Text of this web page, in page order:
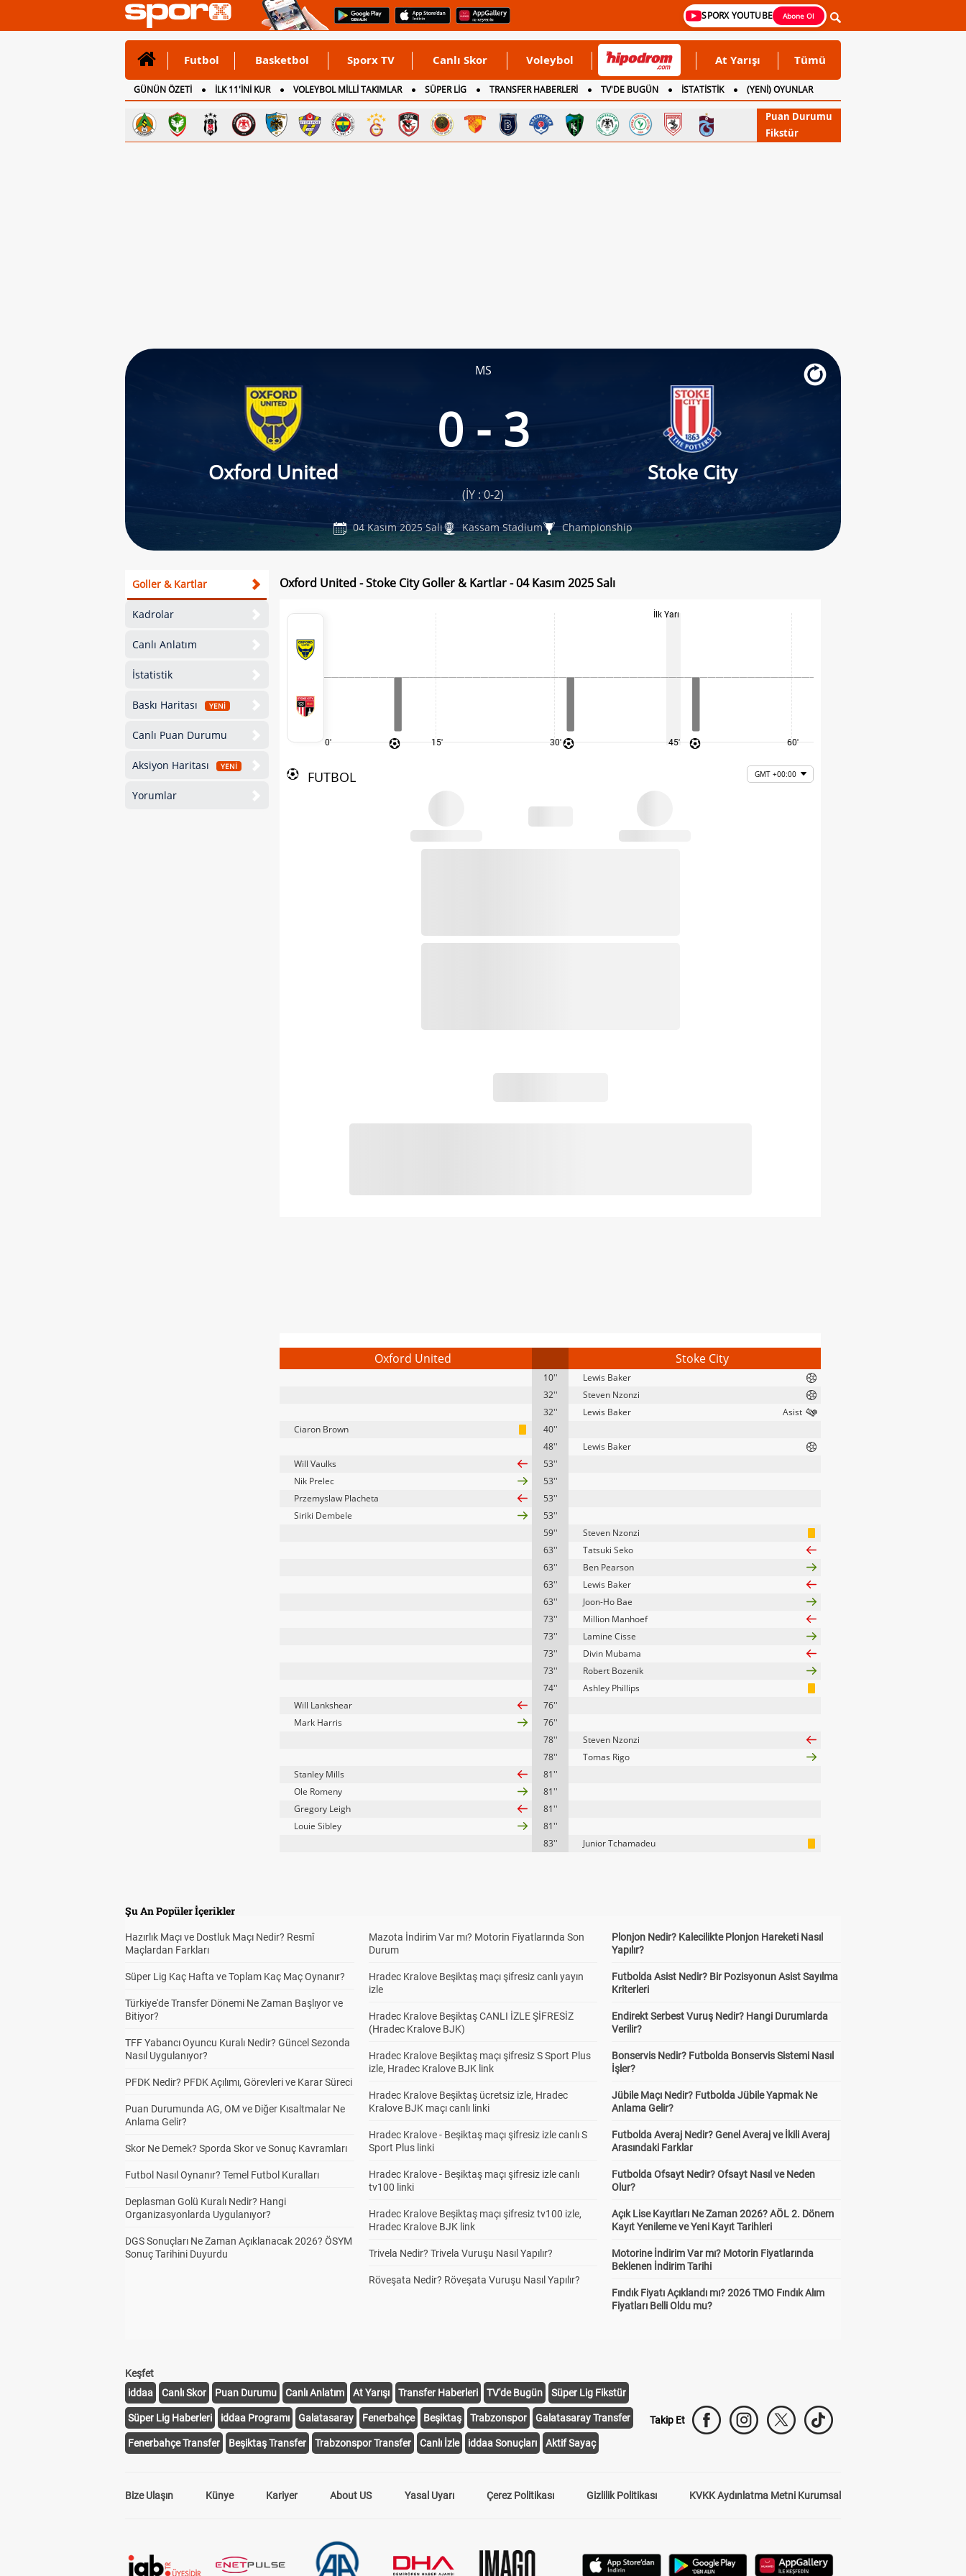
SPORX YOUTUBE Abone Ol
Futbol Basketbol Sporx TV Canlı Skor Voleybol At Yarışı Tümü
GÜNÜN ÖZETİ İLK 11'İNİ KUR VOLEYBOL MİLLİ TAKIMLAR SÜPER LİG TRANSFER HABERLERİ TV'DE BUGÜN İSTATİSTİK
(YENİ) OYUNLAR
CANLI ANLATIM
İNGİLTERE
Puan Durumu
Fikstür
MS
Oxford United
0 - 3
Stoke City
(İY : 0-2)
04 Kasım 2025 Salı Kassam Stadium Championship
Goller & Kartlar
Kadrolar
Canlı Anlatım
İstatistik
Baskı Haritası YENİ
Canlı Puan Durumu
Aksiyon Haritası YENİ
Yorumlar
Oxford United - Stoke City Goller & Kartlar - 04 Kasım 2025 Salı
0' 15' 30'
İlk Yarı
45' 60'
FUTBOL GMT +00:00
Oxford United Stoke City
10''
Lewis Baker
32''
Steven Nzonzi
32''
Lewis Baker
Ciaron Brown
40''
48''
Lewis Baker
Will Vaulks
53''
Nik Prelec
53''
Przemyslaw Placheta
53''
Siriki Dembele
53''
59''
Steven Nzonzi
63''
Tatsuki Seko
63''
Ben Pearson
63''
Lewis Baker
63''
Joon-Ho Bae
73''
Million Manhoef
73''
Lamine Cisse
73''
Divin Mubama
73''
Robert Bozenik
74''
Ashley Phillips
Will Lankshear
76''
Mark Harris
76''
78''
Steven Nzonzi
78''
Tomas Rigo
Stanley Mills
81''
Ole Romeny
81''
Gregory Leigh
81''
Louie Sibley
81''
83''
Junior Tchamadeu
Şu An Popüler İçerikler
Hazırlık Maçı ve Dostluk Maçı Nedir? Resmî
Maçlardan Farkları
Süper Lig Kaç Hafta ve Toplam Kaç Maç Oynanır?
Türkiye'de Transfer Dönemi Ne Zaman Başlıyor ve
Bitiyor?
TFF Yabancı Oyuncu Kuralı Nedir? Güncel Sezonda
Nasıl Uygulanıyor?
PFDK Nedir? PFDK Açılımı, Görevleri ve Karar Süreci
Puan Durumunda AG, OM ve Diğer Kısaltmalar Ne
Anlama Gelir?
Skor Ne Demek? Sporda Skor ve Sonuç Kavramları
Futbol Nasıl Oynanır? Temel Futbol Kuralları
Deplasman Golü Kuralı Nedir? Hangi
Organizasyonlarda Uygulanıyor?
DGS Sonuçları Ne Zaman Açıklanacak 2026? ÖSYM
Sonuç Tarihini Duyurdu
Mazota İndirim Var mı? Motorin Fiyatlarında Son
Durum
Hradec Kralove Beşiktaş maçı şifresiz canlı yayın
izle
Hradec Kralove Beşiktaş CANLI İZLE ŞİFRESİZ
(Hradec Kralove BJK)
Hradec Kralove Beşiktaş maçı şifresiz S Sport Plus
izle, Hradec Kralove BJK link
Hradec Kralove Beşiktaş ücretsiz izle, Hradec
Kralove BJK maçı canlı linki
Hradec Kralove - Beşiktaş maçı şifresiz izle canlı S
Sport Plus linki
Hradec Kralove - Beşiktaş maçı şifresiz izle canlı
tv100 linki
Hradec Kralove Beşiktaş maçı şifresiz tv100 izle,
Hradec Kralove BJK link
Trivela Nedir? Trivela Vuruşu Nasıl Yapılır?
Röveşata Nedir? Röveşata Vuruşu Nasıl Yapılır?
Plonjon Nedir? Kalecilikte Plonjon Hareketi Nasıl
Yapılır?
Futbolda Asist Nedir? Bir Pozisyonun Asist Sayılma
Kriterleri
Endirekt Serbest Vuruş Nedir? Hangi Durumlarda
Verilir?
Bonservis Nedir? Futbolda Bonservis Sistemi Nasıl
İşler?
Jübile Maçı Nedir? Futbolda Jübile Yapmak Ne
Anlama Gelir?
Futbolda Averaj Nedir? Genel Averaj ve İkili Averaj
Arasındaki Farklar
Futbolda Ofsayt Nedir? Ofsayt Nasıl ve Neden
Olur?
Açık Lise Kayıtları Ne Zaman 2026? AÖL 2. Dönem
Kayıt Yenileme ve Yeni Kayıt Tarihleri
Motorine İndirim Var mı? Motorin Fiyatlarında
Beklenen İndirim Tarihi
Fındık Fiyatı Açıklandı mı? 2026 TMO Fındık Alım
Fiyatları Belli Oldu mu?
Keşfet
iddaa
Canlı Skor Puan Durumu Canlı Anlatım At Yarışı Transfer Haberleri TV'de Bugün Süper Lig Fikstür
Süper Lig Haberleri iddaa Programı Galatasaray Fenerbahçe Beşiktaş Trabzonspor Galatasaray Transfer
Fenerbahçe Transfer Beşiktaş Transfer Trabzonspor Transfer Canlı İzle iddaa Sonuçları Aktif Sayaç
Takip Et
Bize Ulaşın Künye Kariyer About US Yasal Uyarı Çerez Politikası Gizlilik Politikası KVKK Aydınlatma Metni Kurumsal